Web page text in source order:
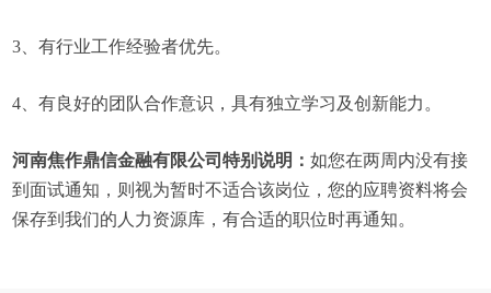
3、有行业工作经验者优先。
4、有良好的团队合作意识，具有独立学习及创新能力。
河南焦作鼎信金融有限公司特别说明：如您在两周内没有接
到面试通知，则视为暂时不适合该岗位，您的应聘资料将会
保存到我们的人力资源库，有合适的职位时再通知。